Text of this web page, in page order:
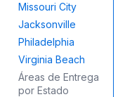
Missouri City
Jacksonville
Philadelphia
Virginia Beach
Áreas de Entrega
por Estado